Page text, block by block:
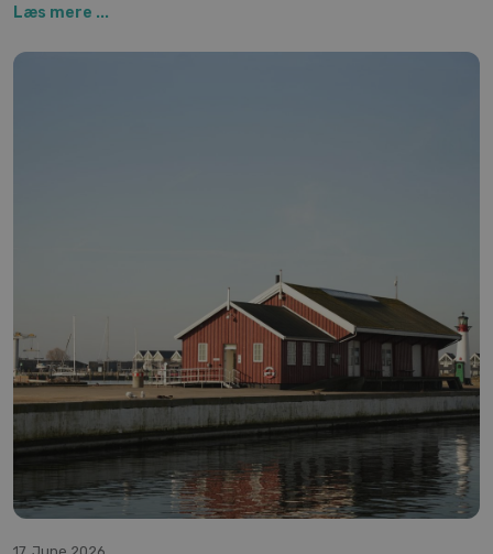
Læs mere ...